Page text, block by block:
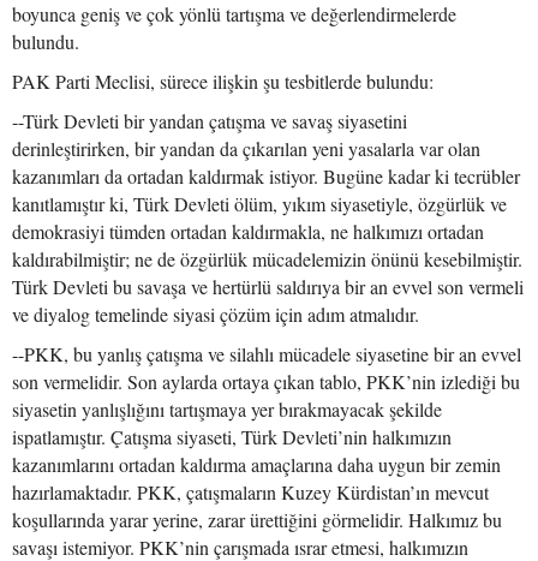
boyunca geniş ve çok yönlü tartışma ve değerlendirmelerde
bulundu.
PAK Parti Meclisi, sürece ilişkin şu tesbitlerde bulundu:
--Türk Devleti bir yandan çatışma ve savaş siyasetini
derinleştirirken, bir yandan da çıkarılan yeni yasalarla var olan
kazanımları da ortadan kaldırmak istiyor. Bugüne kadar ki tecrübler
kanıtlamıştır ki, Türk Devleti ölüm, yıkım siyasetiyle, özgürlük ve
demokrasiyi tümden ortadan kaldırmakla, ne halkımızı ortadan
kaldırabilmiştir; ne de özgürlük mücadelemizin önünü kesebilmiştir.
Türk Devleti bu savaşa ve hertürlü saldırıya bir an evvel son vermeli
ve diyalog temelinde siyasi çözüm için adım atmalıdır.
--PKK, bu yanlış çatışma ve silahlı mücadele siyasetine bir an evvel
son vermelidir. Son aylarda ortaya çıkan tablo, PKK’nin izlediği bu
siyasetin yanlışlığını tartışmaya yer bırakmayacak şekilde
ispatlamıştır. Çatışma siyaseti, Türk Devleti’nin halkımızın
kazanımlarını ortadan kaldırma amaçlarına daha uygun bir zemin
hazırlamaktadır. PKK, çatışmaların Kuzey Kürdistan’ın mevcut
koşullarında yarar yerine, zarar ürettiğini görmelidir. Halkımız bu
savaşı istemiyor. PKK’nin çarışmada ısrar etmesi, halkımızın